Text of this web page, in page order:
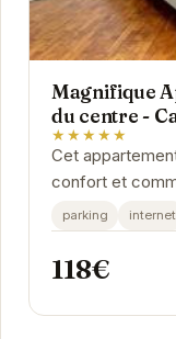
Magnifique
du centre -
★★★★★
Cet
confort et
spacieuses, il
parking internet
118€